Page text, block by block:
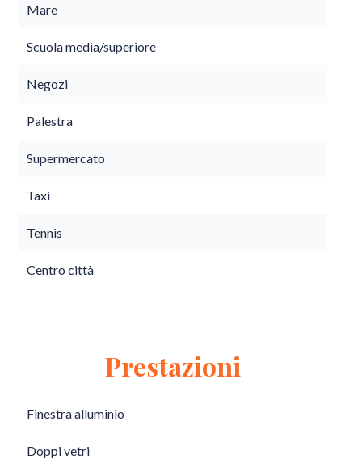
Mare
Scuola media/superiore
Negozi
Palestra
Supermercato
Taxi
Tennis
Centro città
Prestazioni
Finestra alluminio
Doppi vetri